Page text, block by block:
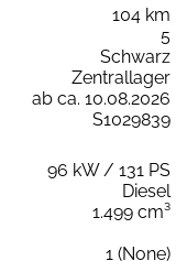
104 km
5
Schwarz
Zentrallager
ab ca. 10.08.2026
S1029839
96 kW / 131 PS
Diesel
1.499 cm³
1 (None)